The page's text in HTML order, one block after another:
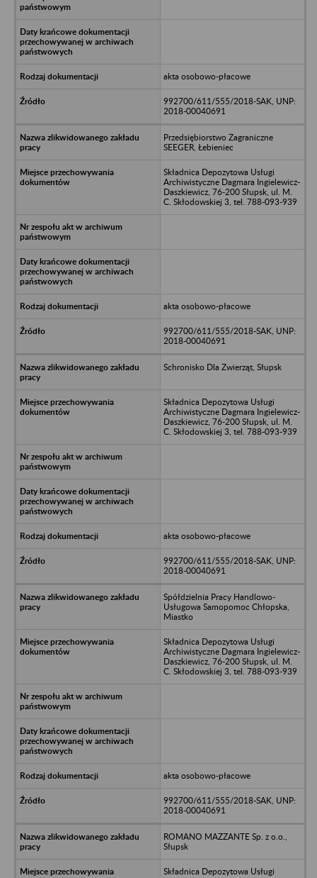
akta osobowo-płacowe
992700/611/555/2018-SAK, UNP:
2018-00040691
Przedsiębiorstwo Zagraniczne
SEEGER, Łebieniec
Składnica Depozytowa Usługi
Archiwistyczne Dagmara Ingielewicz-
Daszkiewicz, 76-200 Słupsk, ul. M.
C. Skłodowskiej 3, tel. 788-093-939
akta osobowo-płacowe
992700/611/555/2018-SAK, UNP:
2018-00040691
Schronisko Dla Zwierząt, Słupsk
Składnica Depozytowa Usługi
Archiwistyczne Dagmara Ingielewicz-
Daszkiewicz, 76-200 Słupsk, ul. M.
C. Skłodowskiej 3, tel. 788-093-939
akta osobowo-płacowe
992700/611/555/2018-SAK, UNP:
2018-00040691
Spółdzielnia Pracy Handlowo-
Usługowa Samopomoc Chłopska,
Miastko
Składnica Depozytowa Usługi
Archiwistyczne Dagmara Ingielewicz-
Daszkiewicz, 76-200 Słupsk, ul. M.
C. Skłodowskiej 3, tel. 788-093-939
akta osobowo-płacowe
992700/611/555/2018-SAK, UNP:
2018-00040691
ROMANO MAZZANTE Sp. z o.o.,
Słupsk
Składnica Depozytowa Usługi